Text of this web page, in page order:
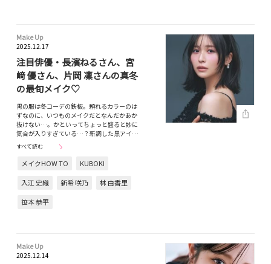
Make Up
2025.12.17
注目俳優・長濱ねるさん、宮
﨑 優さん、片岡 凜さんの真冬
の最旬メイク♡
黒の服は冬コーデの鉄板。頼れるカラーのは
ずなのに、いつものメイクだとなんだかあか
抜けない…。かといってちょっと盛ると妙に
気合が入りすぎている…？新調した黒アイ…
すべて読む
メイクHOW TO
KUBOKI
入江 史織
新希 咲乃
林 由香里
笹本 恭平
Make Up
2025.12.14